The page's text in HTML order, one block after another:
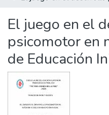
El juego en el
psicomotor en
de Educación